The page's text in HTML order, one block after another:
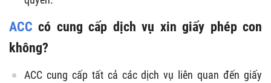
ACC có cung cấp dịch vụ xin giấy phép con
không?
ACC cung cấp tất cả các dịch vụ liên quan đến giấy